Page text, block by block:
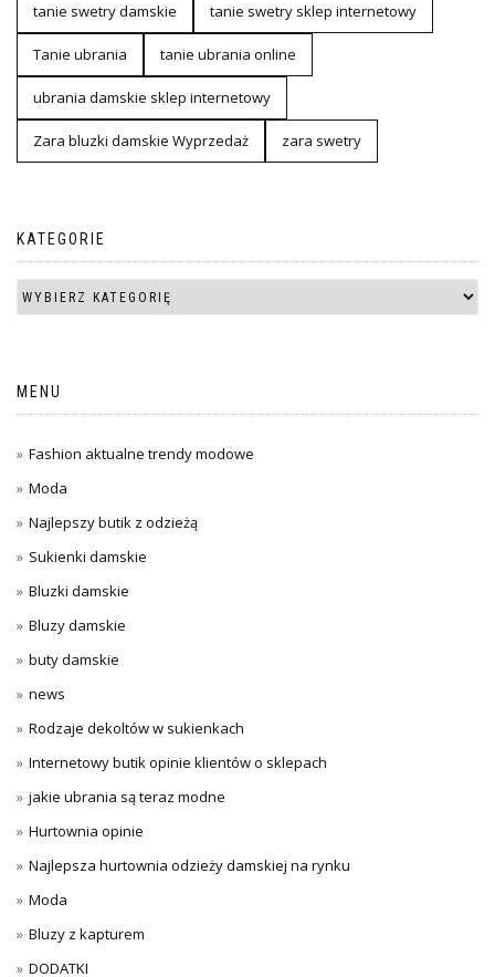
tanie swetry damskie tanie swetry sklep internetowy
Tanie ubrania tanie ubrania online
ubrania damskie sklep internetowy
Zara bluzki damskie Wyprzedaż zara swetry
KATEGORIE
MENU
Fashion aktualne trendy modowe
Moda
Najlepszy butik z odzieżą
Sukienki damskie
Bluzki damskie
Bluzy damskie
buty damskie
news
Rodzaje dekoltów w sukienkach
Internetowy butik opinie klientów o sklepach
jakie ubrania są teraz modne
Hurtownia opinie
Najlepsza hurtownia odzieży damskiej na rynku
Moda
Bluzy z kapturem
DODATKI